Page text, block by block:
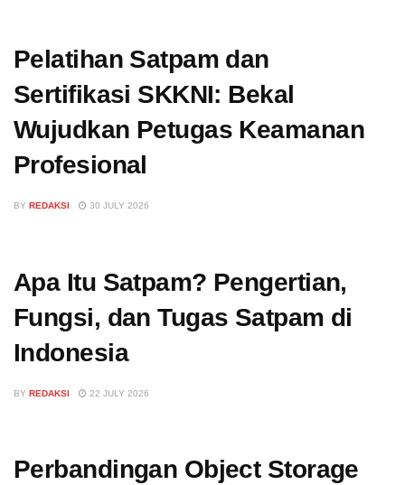
Pelatihan Satpam dan
Sertifikasi SKKNI: Bekal
Wujudkan Petugas Keamanan
Profesional
BY REDAKSI 30 JULY 2026
Apa Itu Satpam? Pengertian,
Fungsi, dan Tugas Satpam di
Indonesia
BY REDAKSI 22 JULY 2026
Perbandingan Object Storage